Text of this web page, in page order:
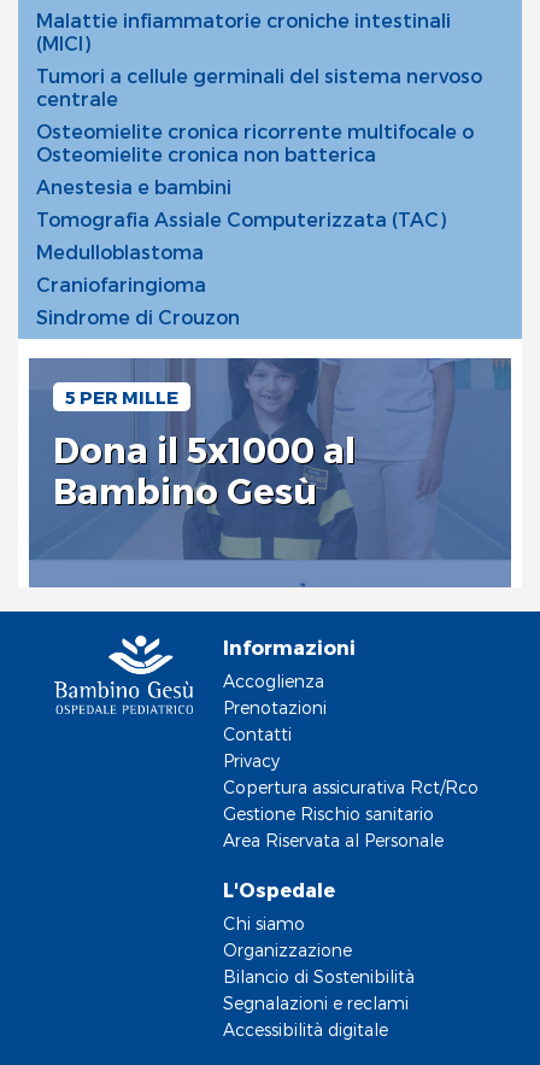
Malattie infiammatorie croniche intestinali
(MICI)
Tumori a cellule germinali del sistema nervoso
centrale
Osteomielite cronica ricorrente multifocale o
Osteomielite cronica non batterica
Anestesia e bambini
Tomografia Assiale Computerizzata (TAC)
Medulloblastoma
Craniofaringioma
Sindrome di Crouzon
5 PER MILLE
Dona il 5x1000 al
Bambino Gesù
Informazioni
Accoglienza
Prenotazioni
Contatti
Privacy
Copertura assicurativa Rct/Rco
Gestione Rischio sanitario
Area Riservata al Personale
L'Ospedale
Chi siamo
Organizzazione
Bilancio di Sostenibilità
Segnalazioni e reclami
Accessibilità digitale